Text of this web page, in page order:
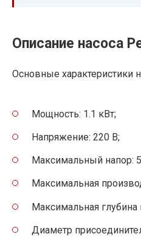
Описание насоса
Основные характеристики
Мощность: 1.1 кВт;
Напряжение: 220 В;
Максимальный напор:
Максимальная
Максимальная
Диаметр